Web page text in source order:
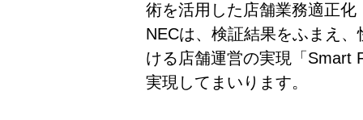
術を活用した店舗業務適正
NECは、検証結果をふまえ
ける店舗運営の実現「Smart
実現してまいります。